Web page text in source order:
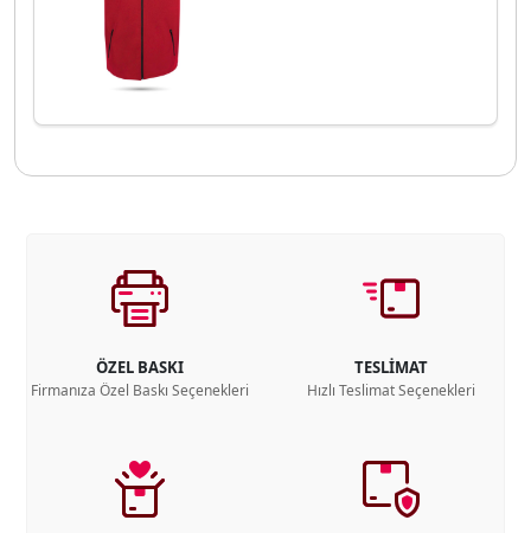
ÖZEL BASKI
Firmanıza Özel Baskı Seçenekleri
TESLİMAT
Hızlı Teslimat Seçenekleri